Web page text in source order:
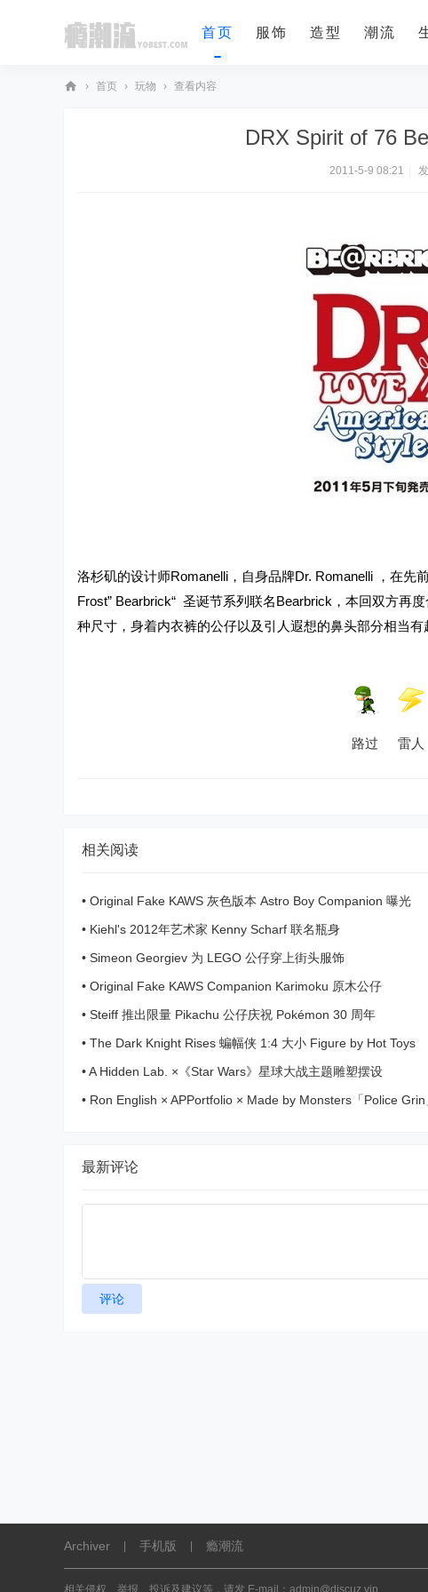
首页 服饰 造型 潮流
› 首页 › 玩物 › 查看内容
DRX Spirit of 76
2011-5-9 08:21
洛杉矶的设计师Romanelli，自身品牌Dr. Romanelli ，在先
Frost” Bearbrick“ 圣诞节系列联名Bearbrick，本回双方再
种尺寸，身着内衣裤的公仔以及引人遐想的鼻头部分相当有
路过 雷人
相关阅读
• Original Fake KAWS 灰色版本 Astro Boy Companion 曝光
• Kiehl's 2012年艺术家 Kenny Scharf 联名瓶身
• Simeon Georgiev 为 LEGO 公仔穿上街头服饰
• Original Fake KAWS Companion Karimoku 原木公仔
• Steiff 推出限量 Pikachu 公仔庆祝 Pokémon 30 周年
• The Dark Knight Rises 蝙幅侠 1:4 大小 Figure by Hot Toys
•A Hidden Lab. ×《Star Wars》星球大战主题雕塑摆设
• Ron English × APPortfolio × Made by Monsters「Police Grin
最新评论
评论
Archiver 手机版 瘾潮流
相关侵权、举报、投诉及建议等，请发 E-mail：admin@discuz.vip